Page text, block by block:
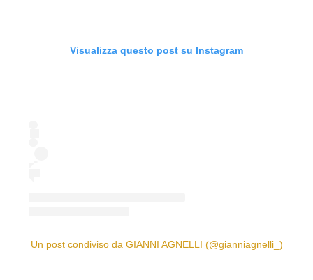
Visualizza questo post su Instagram
Un post condiviso da GIANNI AGNELLI (@gianniagnelli_)